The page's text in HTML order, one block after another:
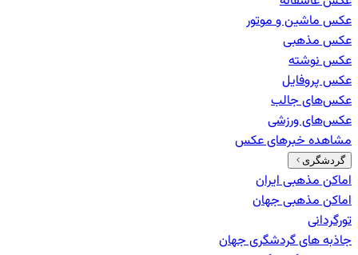
عکس ماشین و موتور
عکس مذهبی
عکس نوشته
عکس پروفایل
عکس‌های جالب
عکس‌های ورزشی
مشاهده خبرهایعکس
گردشگری
اماکن مذهبی ایران
اماکن مذهبی جهان
تورگردانی
جاذبه های گردشگری جهان